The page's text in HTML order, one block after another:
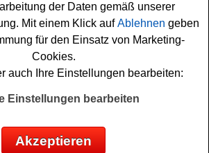
5x eine CD -
am Meer
der Daten gemäß unserer
Mit einem Klick aufAblehnen geben
für den Einsatz von Marketing-
Cookies.
auch Ihre Einstellungen bearbeiten:
Einstellungen bearbeiten
Akzeptieren